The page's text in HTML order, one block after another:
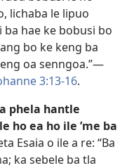
lichaba le lipuo
ba hae ke bobusi bo
bo ke keng ba
oa senngoa.”—
3:13-16.
phela hantle
ho ea ho ile ’me ba
Esaia o ile a re: “Ba
ka sebele ba tla